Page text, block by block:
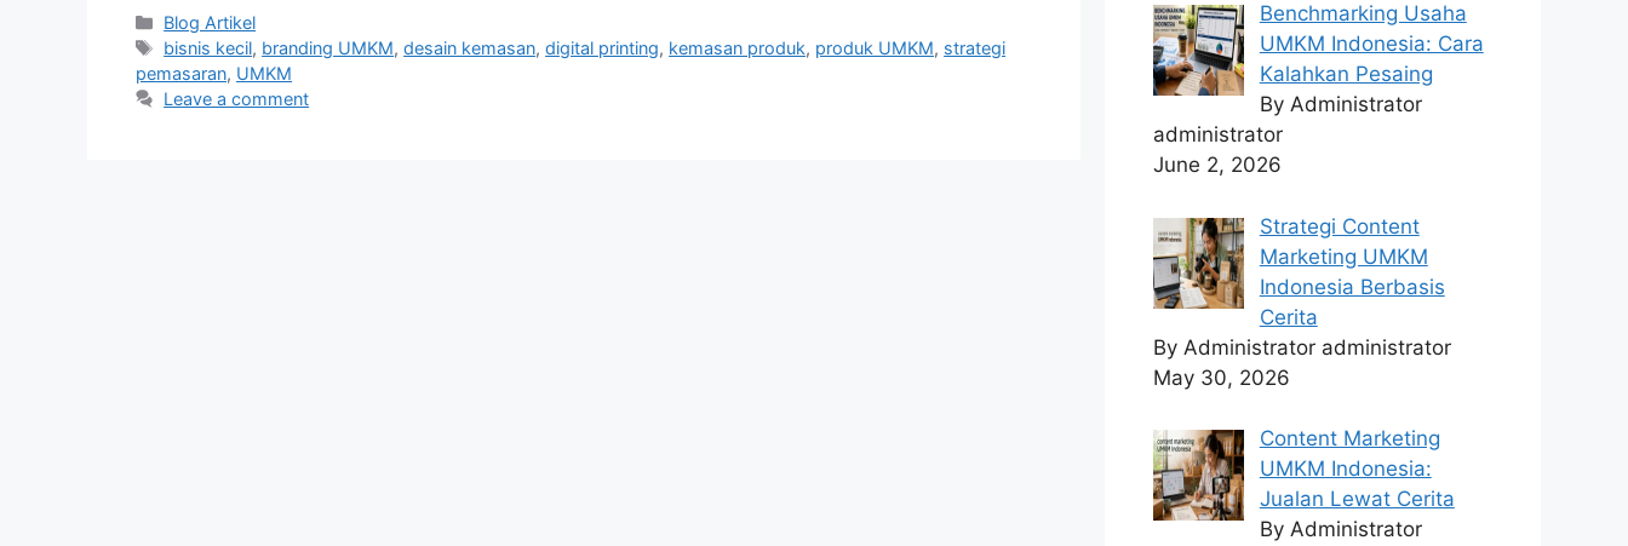
Categories
Blog Artikel
Tags
bisnis kecil, branding UMKM,desain kemasan,digital printing, kemasan produk, produk UMKM, strategi
pemasaran, UMKM
Leave a comment
Benchmarking Usaha
UMKM Indonesia: Cara
Kalahkan Pesaing
By Administrator
administrator
June 2, 2026
Strategi Content
Marketing UMKM
Indonesia Berbasis
Cerita
By Administrator administrator
May 30, 2026
Content Marketing
UMKM Indonesia:
Jualan Lewat Cerita
By Administrator